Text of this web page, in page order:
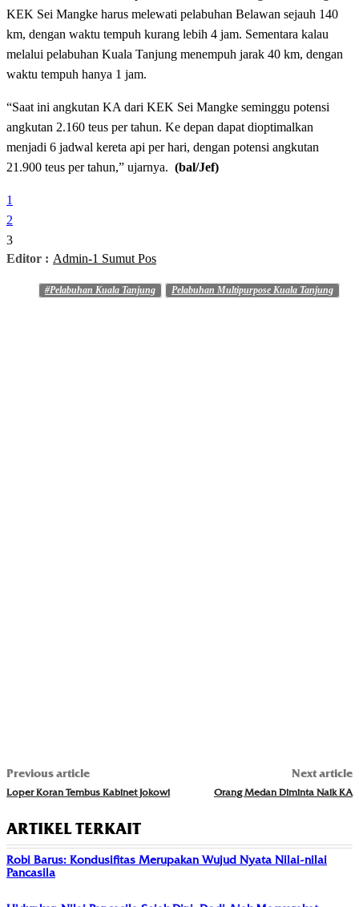
KEK Sei Mangke harus melewati pelabuhan Belawan sejauh 140
km, dengan waktu tempuh kurang lebih 4 jam. Sementara kalau
melalui pelabuhan Kuala Tanjung menempuh jarak 40 km, dengan
waktu tempuh hanya 1 jam.
“Saat ini angkutan KA dari KEK Sei Mangke seminggu potensi
angkutan 2.160 teus per tahun. Ke depan dapat dioptimalkan
menjadi 6 jadwal kereta api per hari, dengan potensi angkutan
21.900 teus per tahun,” ujarnya. (bal/Jef)
1
2
3
Editor : Admin-1 Sumut Pos
#Pelabuhan Kuala Tanjung Pelabuhan Multipurpose Kuala Tanjung
Previous article
Loper Koran Tembus Kabinet Jokowi
Next article
Orang Medan Diminta Naik KA
ARTIKEL TERKAIT
Robi Barus: Kondusifitas Merupakan Wujud Nyata Nilai-nilai
Pancasila